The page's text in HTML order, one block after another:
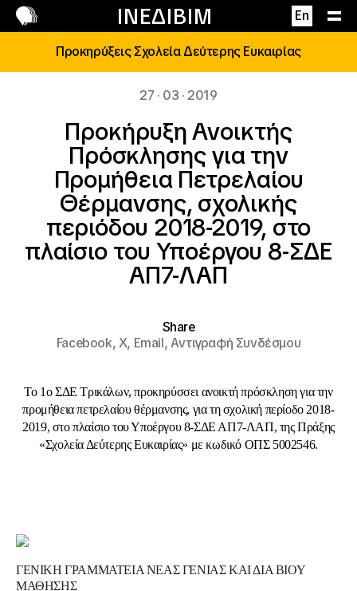
ΙΝΕΔΙΒΙΜ En
Επικοινωνία
Προκηρύξεις Σχολεία Δεύτερης Ευκαιρίας
27 · 03 · 2019
Προκήρυξη Ανοικτής
Πρόσκλησης για την
Προμήθεια Πετρελαίου
Θέρμανσης, σχολικής
περιόδου 2018-2019, στο
πλαίσιο του Υποέργου 8-ΣΔΕ
ΑΠ7-ΛΑΠ
Share
Facebook,X, Email,Αντιγραφή Συνδέσμου
Το 1ο ΣΔΕ Τρικάλων, προκηρύσσει ανοικτή πρόσκληση για την
προμήθεια πετρελαίου θέρμανσης, για τη σχολική περίοδο 2018-
2019, στο πλαίσιο του Υποέργου 8-ΣΔΕ ΑΠ7-ΛΑΠ, της Πράξης
«Σχολεία Δεύτερης Ευκαιρίας» με κωδικό ΟΠΣ 5002546.
ΓΕΝΙΚΗ ΓΡΑΜΜΑΤΕΙΑ ΝΕΑΣ ΓΕΝΙΑΣ ΚΑΙ ΔΙΑ ΒΙΟΥ
ΜΑΘΗΣΗΣ